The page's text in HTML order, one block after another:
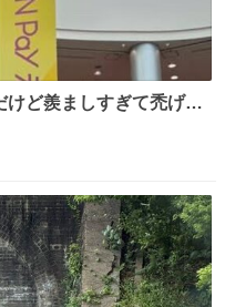
けど羨ましすぎて禿げそ